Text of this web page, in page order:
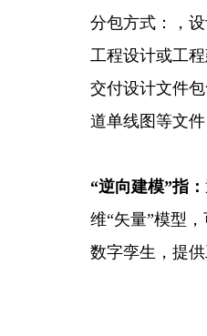
分包方式：，
工程设计或工程
交付设计文件
道单线图等文件
“逆向建模”指：
维“矢量”模型
数字孪生，提